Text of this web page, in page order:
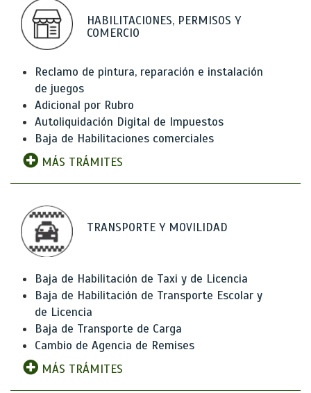
HABILITACIONES, PERMISOS Y
COMERCIO
Reclamo de pintura, reparación e instalación
de juegos
Adicional por Rubro
Autoliquidación Digital de Impuestos
Baja de Habilitaciones comerciales
MÁS TRÁMITES
TRANSPORTE Y MOVILIDAD
Baja de Habilitación de Taxi y de Licencia
Baja de Habilitación de Transporte Escolar y
de Licencia
Baja de Transporte de Carga
Cambio de Agencia de Remises
MÁS TRÁMITES